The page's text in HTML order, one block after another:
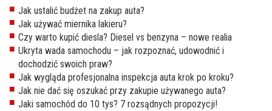
969
kontakt@auto-
inspekcje.pl
26-
600
Jak ustalić budżet na zakup auta?
Jak używać miernika lakieru?
Czy warto kupić diesla? Diesel vs benzyna – nowe realia
Ukryta wada samochodu – jak rozpoznać, udowodnić i
dochodzić swoich praw?
Jak wygląda profesjonalna inspekcja auta krok po kroku?
Jak nie dać się oszukać przy zakupie używanego auta?
Jaki samochód do 10 tys? 7 rozsądnych propozycji!